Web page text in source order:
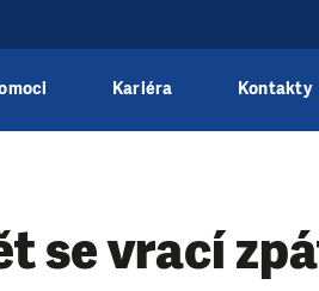
Kariéra Kontakty
se vrací